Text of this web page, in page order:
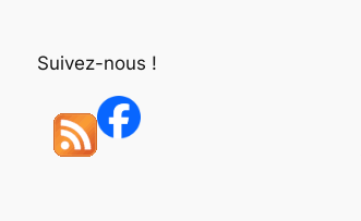
Suivez-nous !